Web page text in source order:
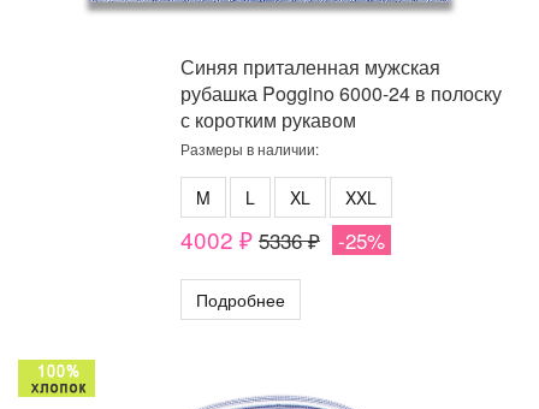
Синяя приталенная мужская
рубашка Poggino 6000-24 в полоску
с коротким рукавом
Размеры в наличии:
M L XL XXL
4002 ₽ 5336 ₽ -25%
Подробнее